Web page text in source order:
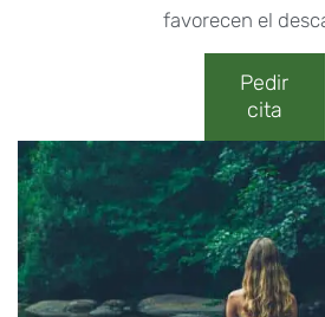
favorecen el
Pedir
cita